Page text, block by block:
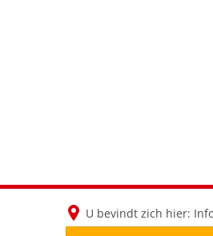
U bevindt zich hier: